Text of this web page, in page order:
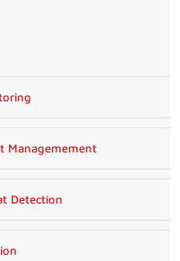
Managemement
Detection